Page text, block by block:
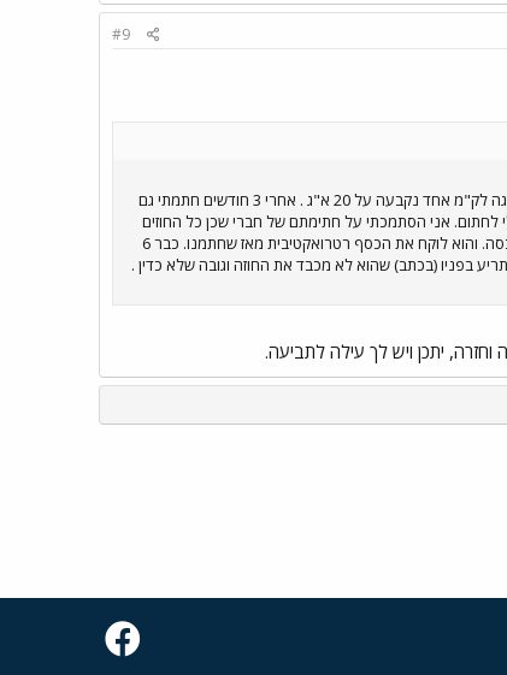
#9
רכב של החברה. למעשה אנו מספר עובדים שיש להם בעיה. בחתימה החוזה בחודש X נקבעה מכסת ק"מ לעובד , חריגה לק"מ אחד נקבעה על 20 א"ג . אחרי 3 חודשים חתמתי גם
הרכב מבלי לחתום. אני הסתמכתי על חתימתם של חברי שכן כל החוזים
שנחתמו סטנדרטים. כעבור שנה, מנהל חברת כח האדם הודיע לנו שהוא משנה את חריגת הק"מ ל 1 ש"ח מעבר למכסה. והוא לוקח את הכסף רטרואקטיבית מאז שחתמנו. כבר 6
בפניו (בכתב) שהוא לא מכבד את החוזה וגובה שלא כדין .
יתכן ויש לך עילה לתביעה.